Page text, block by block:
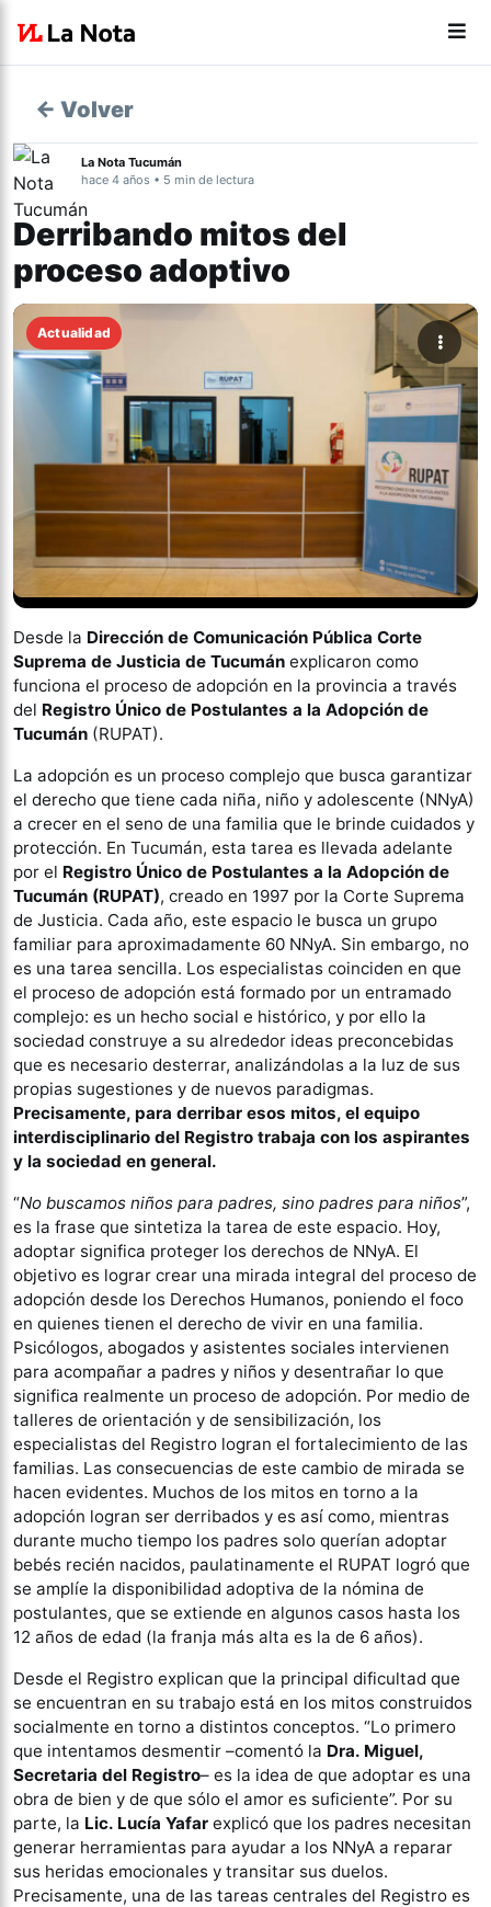
← Volver
La Nota Tucumán
hace 4 años • 5 min de lectura
Derribando mitos del
proceso adoptivo
Actualidad
Desde la Dirección de Comunicación Pública Corte
Suprema de Justicia de Tucumán explicaron como
funciona el proceso de adopción en la provincia a través
del Registro Único de Postulantes a la Adopción de
Tucumán (RUPAT).
La adopción es un proceso complejo que busca garantizar
el derecho que tiene cada niña, niño y adolescente (NNyA)
a crecer en el seno de una familia que le brinde cuidados y
protección. En Tucumán, esta tarea es llevada adelante
por el Registro Único de Postulantes a la Adopción de
Tucumán (RUPAT), creado en 1997 por la Corte Suprema
de Justicia. Cada año, este espacio le busca un grupo
familiar para aproximadamente 60 NNyA. Sin embargo, no
es una tarea sencilla. Los especialistas coinciden en que
el proceso de adopción está formado por un entramado
complejo: es un hecho social e histórico, y por ello la
sociedad construye a su alrededor ideas preconcebidas
que es necesario desterrar, analizándolas a la luz de sus
propias sugestiones y de nuevos paradigmas.
Precisamente, para derribar esos mitos, el equipo
interdisciplinario del Registro trabaja con los aspirantes
y la sociedad en general.
“No buscamos niños para padres, sino padres para niños”,
es la frase que sintetiza la tarea de este espacio. Hoy,
adoptar significa proteger los derechos de NNyA. El
objetivo es lograr crear una mirada integral del proceso de
adopción desde los Derechos Humanos, poniendo el foco
en quienes tienen el derecho de vivir en una familia.
Psicólogos, abogados y asistentes sociales intervienen
para acompañar a padres y niños y desentrañar lo que
significa realmente un proceso de adopción. Por medio de
talleres de orientación y de sensibilización, los
especialistas del Registro logran el fortalecimiento de las
familias. Las consecuencias de este cambio de mirada se
hacen evidentes. Muchos de los mitos en torno a la
adopción logran ser derribados y es así como, mientras
durante mucho tiempo los padres solo querían adoptar
bebés recién nacidos, paulatinamente el RUPAT logró que
se amplíe la disponibilidad adoptiva de la nómina de
postulantes, que se extiende en algunos casos hasta los
12 años de edad (la franja más alta es la de 6 años).
Desde el Registro explican que la principal dificultad que
se encuentran en su trabajo está en los mitos construidos
socialmente en torno a distintos conceptos. “Lo primero
que intentamos desmentir –comentó la Dra. Miguel,
Secretaria del Registro– es la idea de que adoptar es una
obra de bien y de que sólo el amor es suficiente”. Por su
parte, la Lic. Lucía Yafar explicó que los padres necesitan
generar herramientas para ayudar a los NNyA a reparar
sus heridas emocionales y transitar sus duelos.
Precisamente, una de las tareas centrales del Registro es